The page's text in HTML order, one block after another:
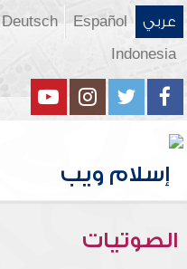
عربي Español
Deutsch
Indonesia
الصوتيات